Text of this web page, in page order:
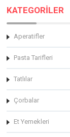
KATEGORİLER
Aperatifler
Pasta Tarifleri
Tatlılar
Çorbalar
Et Yemekleri